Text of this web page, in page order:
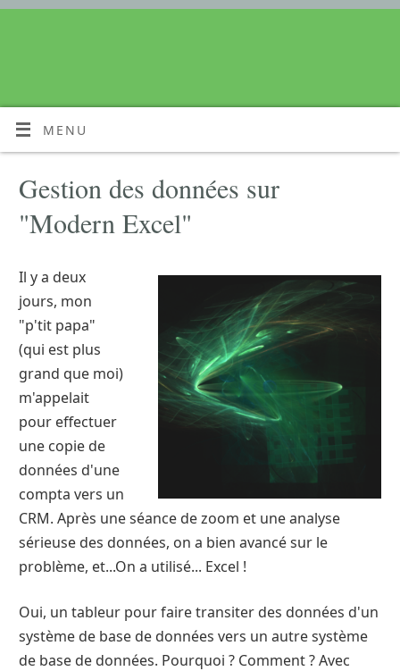
MENU
Gestion des données sur
"Modern Excel"
Il y a deux
jours, mon
"p'tit papa"
(qui est plus
grand que moi)
m'appelait
pour effectuer
une copie de
données d'une
compta vers un
CRM. Après une séance de zoom et une analyse
sérieuse des données, on a bien avancé sur le
problème, et...On a utilisé... Excel !
Oui, un tableur pour faire transiter des données d'un
système de base de données vers un autre système
de base de données. Pourquoi ? Comment ? Avec